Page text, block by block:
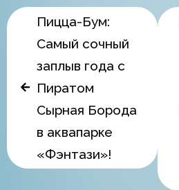
Пицца-Бум:
Самый сочный
заплыв года с
Пиратом
Сырная Борода
в аквапарке
«Фэнтази»!